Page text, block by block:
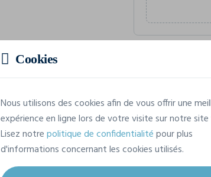
59,46 € TTC
Soit un total de
Cookies
Nous utilisons des cookies afin de vous offrir une
expérience en ligne lors de votre visite sur notre
Lisez notrepolitique de confidentialitépour plus
d'informations concernant les cookies utilisés.